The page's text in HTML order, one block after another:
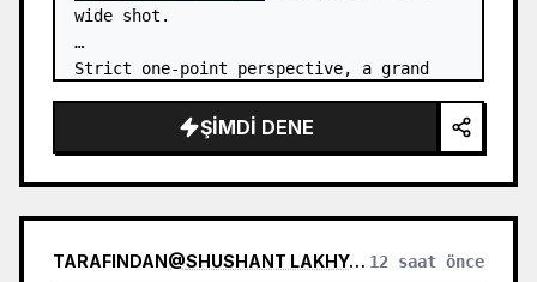
wide shot.
Strict one-point perspective, a grand
golden jade, passing through the sea of
clouds from the bottom…
ŞIMDI DENE
TARAFINDAN@SHUSHANT LAKHYANI 12 saat önce